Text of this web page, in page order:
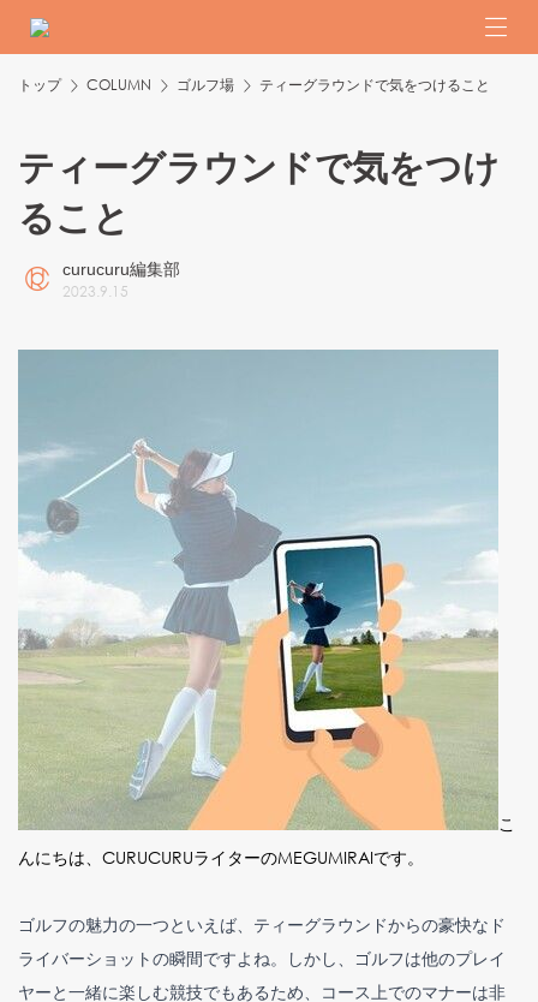
トップ COLUMN ゴルフ場 ティーグラウンドで気をつけること
ティーグラウンドで気をつけ
ること
curucuru編集部
2023.9.15
こ
んにちは、CURUCURUライターのMEGUMIRAIです。
ゴルフの魅力の一つといえば、ティーグラウンドからの豪快なド
ライバーショットの瞬間ですよね。しかし、ゴルフは他のプレイ
ヤーと一緒に楽しむ競技でもあるため、コース上でのマナーは非